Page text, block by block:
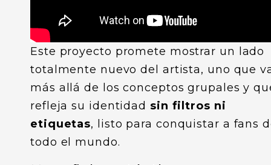
Este proyecto promete mostrar un lado
totalmente nuevo del artista, uno que
más allá de los conceptos grupales y
refleja su identidad sin filtros ni
etiquetas, listo para conquistar a fans
todo el mundo.